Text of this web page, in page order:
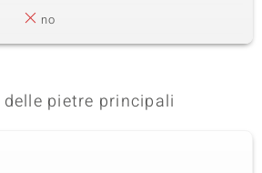
no
delle pietre principali